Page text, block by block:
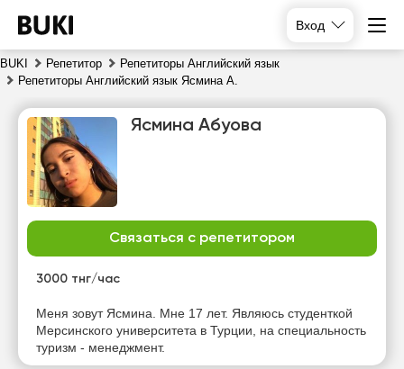
Вход
BUKI Репетитор
Репетиторы Английский язык
Репетиторы Английский язык Ясмина А.
Ясмина Абуова
Связаться с репетитором
3000 тнг/час
Меня зовут Ясмина. Мне 17 лет. Являюсь студенткой
Мерсинского университета в Турции, на специальность
туризм - менеджмент.
сб
вс
14:00
14:30
14:00
14:30
Нет
свободных
Нет
свободных